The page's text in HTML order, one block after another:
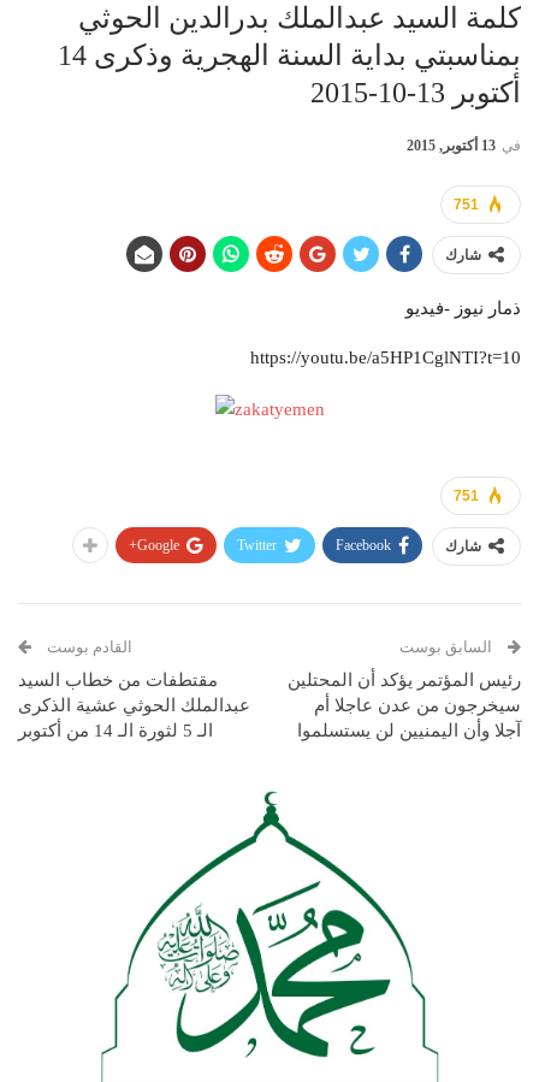
كلمة السيد عبدالملك بدرالدين الحوثي
بمناسبتي بداية السنة الهجرية وذكرى 14
أكتوبر 13-10-2015
في 13 أكتوبر, 2015
751
شارك
ذمار نيوز -فيديو
https://youtu.be/a5HP1CglNTI?t=10
751
شارك Facebook
Twitter
Google+
السابق بوست
رئيس المؤتمر يؤكد أن المحتلين
سيخرجون من عدن عاجلا أم
آجلا وأن اليمنيين لن يستسلموا
القادم بوست
مقتطفات من خطاب السيد
عبدالملك الحوثي عشية الذكرى
الـ 5 لثورة الـ 14 من أكتوبر